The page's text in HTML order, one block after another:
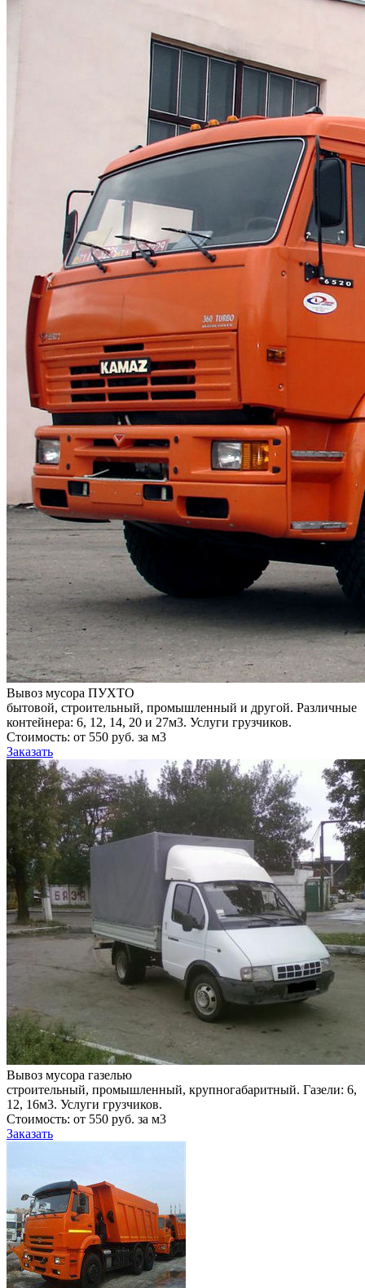
Вывоз мусора ПУХТО
бытовой, строительный, промышленный и другой. Различные
контейнера: 6, 12, 14, 20 и 27м3. Услуги грузчиков.
Стоимость: от 550 руб. за м3
Заказать
Вывоз мусора газелью
строительный, промышленный, крупногабаритный. Газели: 6,
12, 16м3. Услуги грузчиков.
Стоимость: от 550 руб. за м3
Заказать